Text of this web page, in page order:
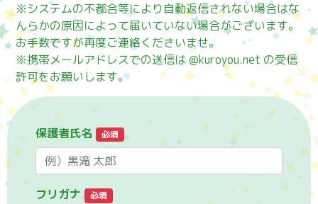
※システムの不都合等により自動返信されない場合はな
んらかの原因によって届いていない場合がございます。
お手数ですが再度ご連絡くださいませ。
※携帯メールアドレスでの送信は @kuroyou.net の受信
許可をお願いします。
保護者氏名 必須
フリガナ 必須